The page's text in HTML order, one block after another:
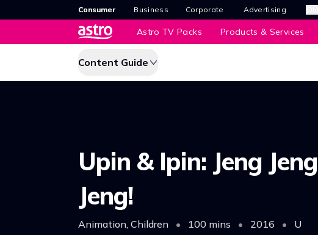
Consumer Business Corporate Advertising
Astro TV Packs Products & Services
Content Guide
Upin & Ipin: Jeng Jeng
Jeng!
Animation, Children • 100 mins • 2016 •
U